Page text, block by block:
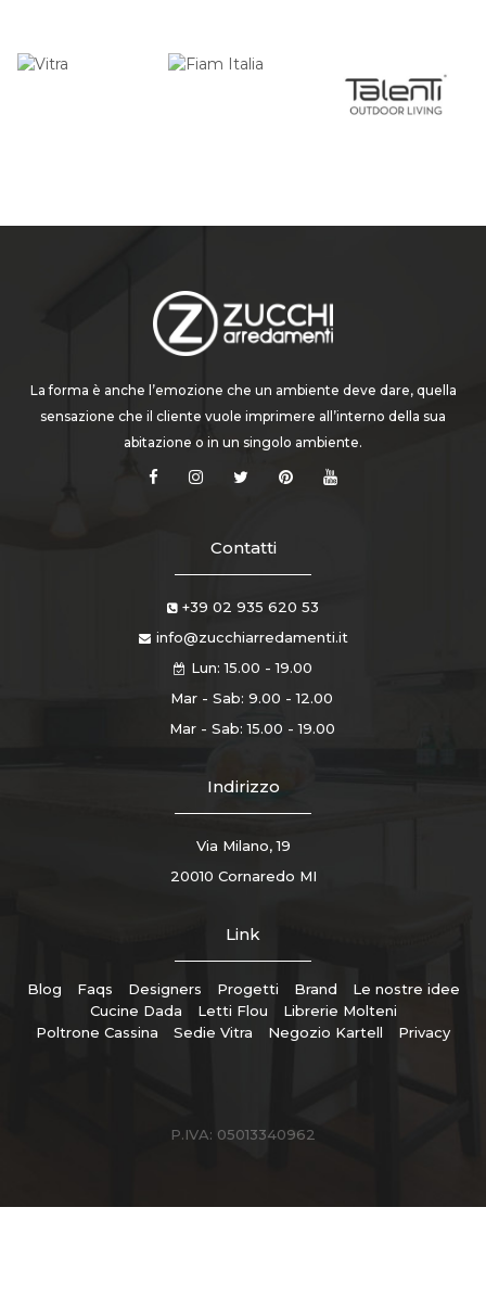
La forma è anche l’emozione che un ambiente deve dare, quella
sensazione che il cliente vuole imprimere all’interno della sua
abitazione o in un singolo ambiente.
Contatti
+39 02 935 620 53
info@zucchiarredamenti.it
Lun: 15.00 - 19.00
Mar - Sab: 9.00 - 12.00
Mar - Sab: 15.00 - 19.00
Indirizzo
Via Milano, 19
20010 Cornaredo MI
Link
Blog Faqs Designers Progetti Brand
Le nostre idee
Cucine Dada
Letti Flou
Librerie Molteni
Poltrone Cassina
Sedie Vitra Negozio Kartell Privacy
P.IVA: 05013340962